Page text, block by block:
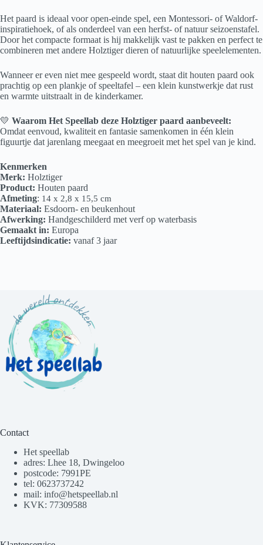
Het paard is ideaal voor open-einde spel, een Montessori- of Waldorf-
inspiratiehoek, of als onderdeel van een herfst- of natuur seizoenstafel.
Door het compacte formaat is hij makkelijk vast te pakken en perfect te
combineren met andere Holztiger dieren of natuurlijke speelelementen.
Wanneer er even niet mee gespeeld wordt, staat dit houten paard ook
prachtig op een plankje of speeltafel – een klein kunstwerkje dat rust
en warmte uitstraalt in de kinderkamer.
💛 Waarom Het Speellab deze Holztiger paard aanbeveelt:
Omdat eenvoud, kwaliteit en fantasie samenkomen in één klein
figuurtje dat jarenlang meegaat en meegroeit met het spel van je kind.
Kenmerken
Merk: Holztiger
Product: Houten paard
Afmeting: 14 x 2,8 x 15,5 cm
Materiaal: Esdoorn- en beukenhout
Afwerking: Handgeschilderd met verf op waterbasis
Gemaakt in: Europa
Leeftijdsindicatie: vanaf 3 jaar
Contact
Het speellab
adres: Lhee 18, Dwingeloo
postcode: 7991PE
tel: 0623737242
mail: info@hetspeellab.nl
KVK: 77309588